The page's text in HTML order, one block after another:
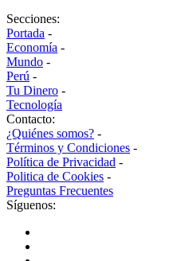
Secciones:
Portada -
Economía -
Mundo -
Perú -
Tu Dinero -
Tecnología
Contacto:
¿Quiénes somos? -
Términos y Condiciones -
Política de Privacidad -
Politica de Cookies -
Preguntas Frecuentes
Síguenos: